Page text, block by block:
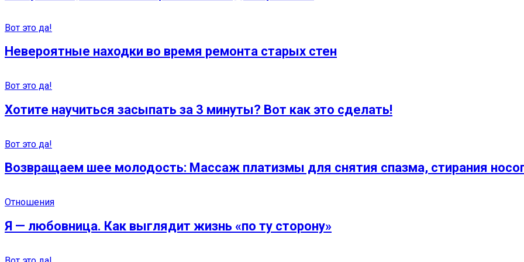
Вот это да!
Невероятные находки во время ремонта старых стен
Вот это да!
Хотите научиться засыпать за 3 минуты? Вот как это сделать!
Вот это да!
Возвращаем шее молодость: Массаж платизмы для снятия спазма, стирания
Отношения
Я — любовница. Как выглядит жизнь «по ту сторону»